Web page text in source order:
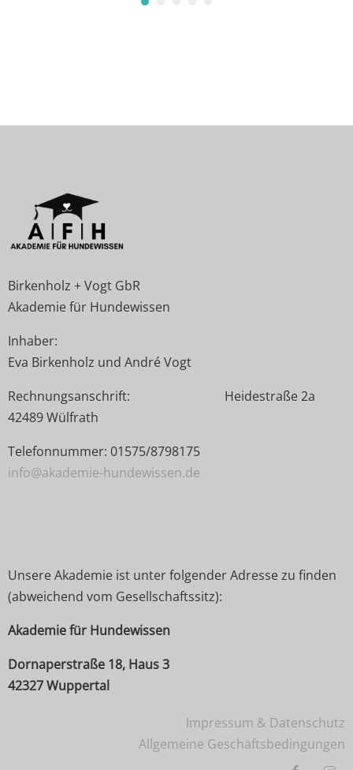
Birkenholz + Vogt GbR
Akademie für Hundewissen
Inhaber:
Eva Birkenholz und André Vogt
Rechnungsanschrift: Heidestraße 2a
42489 Wülfrath
Telefonnummer: 01575/8798175
info@akademie-hundewissen.de
Unsere Akademie ist unter folgender Adresse zu finden
(abweichend vom Gesellschaftssitz):
Akademie für Hundewissen
Dornaperstraße 18, Haus 3
42327 Wuppertal
Impressum & Datenschutz
Allgemeine Geschäftsbedingungen